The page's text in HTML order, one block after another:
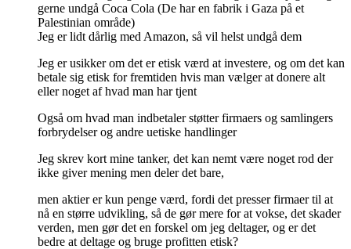
gerne undgå Coca Cola (De har en fabrik i Gaza på et
Palestinian område)
Jeg er lidt dårlig med Amazon, så vil helst undgå dem
Jeg er usikker om det er etisk værd at investere, og om det kan
betale sig etisk for fremtiden hvis man vælger at donere alt
eller noget af hvad man har tjent
Også om hvad man indbetaler støtter firmaers og samlingers
forbrydelser og andre uetiske handlinger
Jeg skrev kort mine tanker, det kan nemt være noget rod der
ikke giver mening men deler det bare,
men aktier er kun penge værd, fordi det presser firmaer til at
nå en større udvikling, så de gør mere for at vokse, det skader
verden, men gør det en forskel om jeg deltager, og er det
bedre at deltage og bruge profitten etisk?